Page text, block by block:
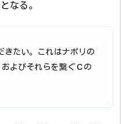
なる。
きたい。これはナポリの
よびそれらを繋ぐＣの